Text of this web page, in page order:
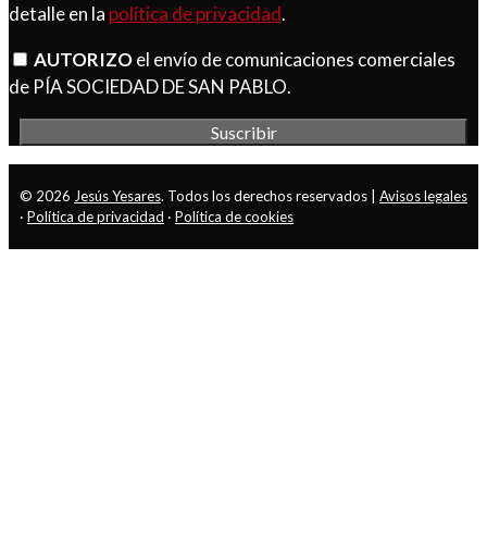
detalle en la política de privacidad.
AUTORIZOel envío de comunicaciones comerciales
de PÍA SOCIEDAD DE SAN PABLO.
© 2026 Jesús Yesares. Todos los derechos reservados | Avisos legales
· Política de privacidad · Política de cookies